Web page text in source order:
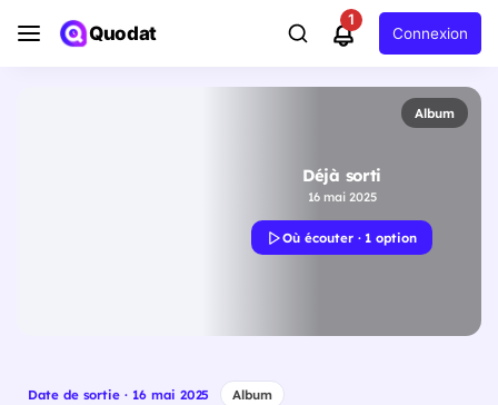
Quodat
1
Connexion
Album
Déjà sorti
16 mai 2025
Où écouter · 1 option
Date de sortie · 16 mai 2025 Album